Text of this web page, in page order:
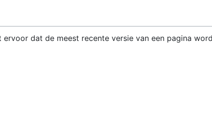
dat de meest recente versie van een pagina